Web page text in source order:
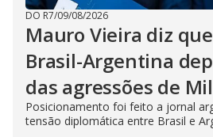
DO R7/09/08/2026
Mauro Vieira diz
Brasil-Argentina
das agressões de
Posicionamento foi feito a jornal
tensão diplomática entre Brasil e